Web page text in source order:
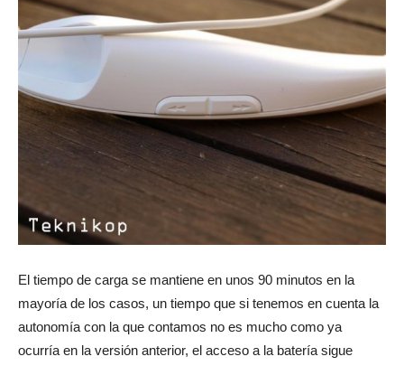
El tiempo de carga se mantiene en unos 90 minutos en la
mayoría de los casos, un tiempo que si tenemos en cuenta la
autonomía con la que contamos no es mucho como ya
ocurría en la versión anterior, el acceso a la batería sigue